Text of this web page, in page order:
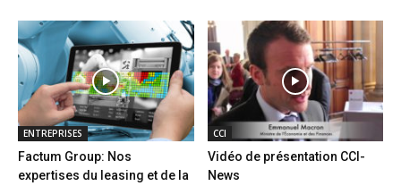
ENTREPRISES
Factum Group: Nos
expertises du leasing et de la
CCI
Vidéo de présentation CCI-
News